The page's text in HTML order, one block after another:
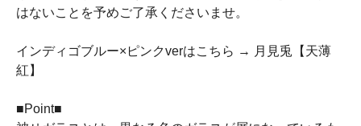
はないことを予めご了承くださいませ。
インディゴブルー×ピンクverはこちら → 月見兎【天薄
紅】
■Point■